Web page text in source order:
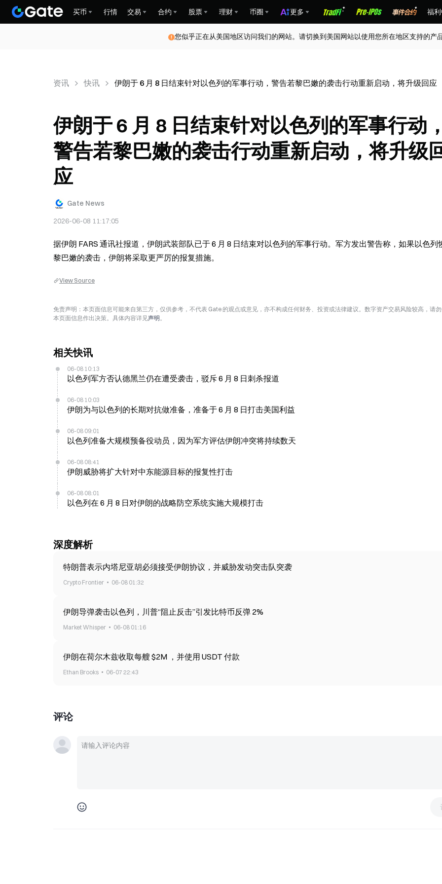
买币 行情 交易 合约 股票 理财 币圈 更多 福
您似乎正在从美国地区访问我们的网站。请切换到美国网站以使用您所在地区支持的产
资讯 快讯 伊朗于 6 月 8 日结束针对以色列的军事行动，警告若黎巴嫩的袭击行动重新启动，将升级回应
伊朗于 6 月 8 日结束针对以色列的军事行动
警告若黎巴嫩的袭击行动重新启动，将升级
应
Gate News
2026-06-08 11:17:05
据伊朗 FARS 通讯社报道，伊朗武装部队已于 6 月 8 日结束对以色列的军事行动。军方发出警告称，如果以色列
黎巴嫩的袭击，伊朗将采取更严厉的报复措施。
View Source
免责声明：本页面信息可能来自第三方，仅供参考，不代表 Gate 的观点或意见，亦不构成任何财务、投资或法律建议。数字资产交易风险较高，请
本页面信息作出决策。具体内容详见声明。
相关快讯
06-08 10:13
以色列军方否认德黑兰仍在遭受袭击，驳斥 6 月 8 日刺杀报道
06-08 10:03
伊朗为与以色列的长期对抗做准备，准备于 6 月 8 日打击美国利益
06-08 09:01
以色列准备大规模预备役动员，因为军方评估伊朗冲突将持续数天
06-08 08:41
伊朗威胁将扩大针对中东能源目标的报复性打击
06-08 08:01
以色列在 6 月 8 日对伊朗的战略防空系统实施大规模打击
深度解析
特朗普表示内塔尼亚胡必须接受伊朗协议，并威胁发动突击队突袭
Crypto Frontier 06-08 01:32
伊朗导弹袭击以色列，川普“阻止反击”引发比特币反弹 2%
Market Whisper 06-08 01:16
伊朗在荷尔木兹收取每艘 $2M ，并使用 USDT 付款
Ethan Brooks 06-07 22:43
评论